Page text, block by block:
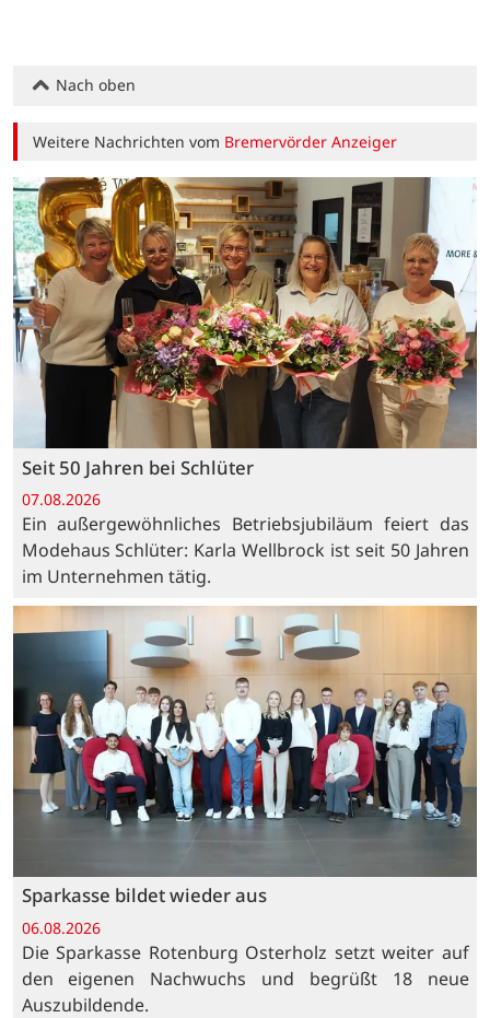
Nach oben
Weitere Nachrichten vom Bremervörder Anzeiger
Seit 50 Jahren bei Schlüter
07.08.2026
Ein außergewöhnliches Betriebsjubiläum feiert das
Modehaus Schlüter: Karla Wellbrock ist seit 50 Jahren
im Unternehmen tätig.
Sparkasse bildet wieder aus
06.08.2026
Die Sparkasse Rotenburg Osterholz setzt weiter auf
den eigenen Nachwuchs und begrüßt 18 neue
Auszubildende.